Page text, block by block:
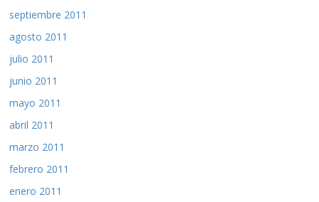
septiembre 2011
agosto 2011
julio 2011
junio 2011
mayo 2011
abril 2011
marzo 2011
febrero 2011
enero 2011